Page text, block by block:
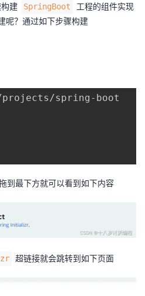
建 SpringBoot
工程的组件实现
呢？通过如下步骤构建
spring-boot
到最下方就可以看到如下内容
超链接就会跳转到如下页面